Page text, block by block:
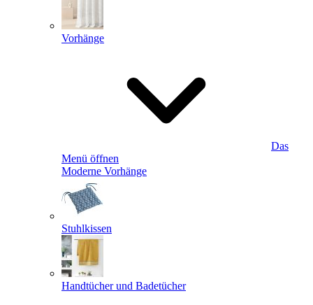
Vorhänge
Das
Menü öffnen
Moderne Vorhänge
Stuhlkissen
Handtücher und Badetücher